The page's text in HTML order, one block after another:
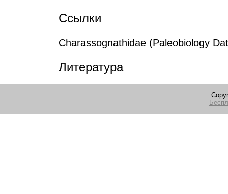
Ссылки
Charassognathidae (Paleobiology
Литература